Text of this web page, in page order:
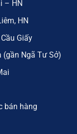
– HN
HN
Giấy
(gần Ngã Tư Sở)
bán hàng